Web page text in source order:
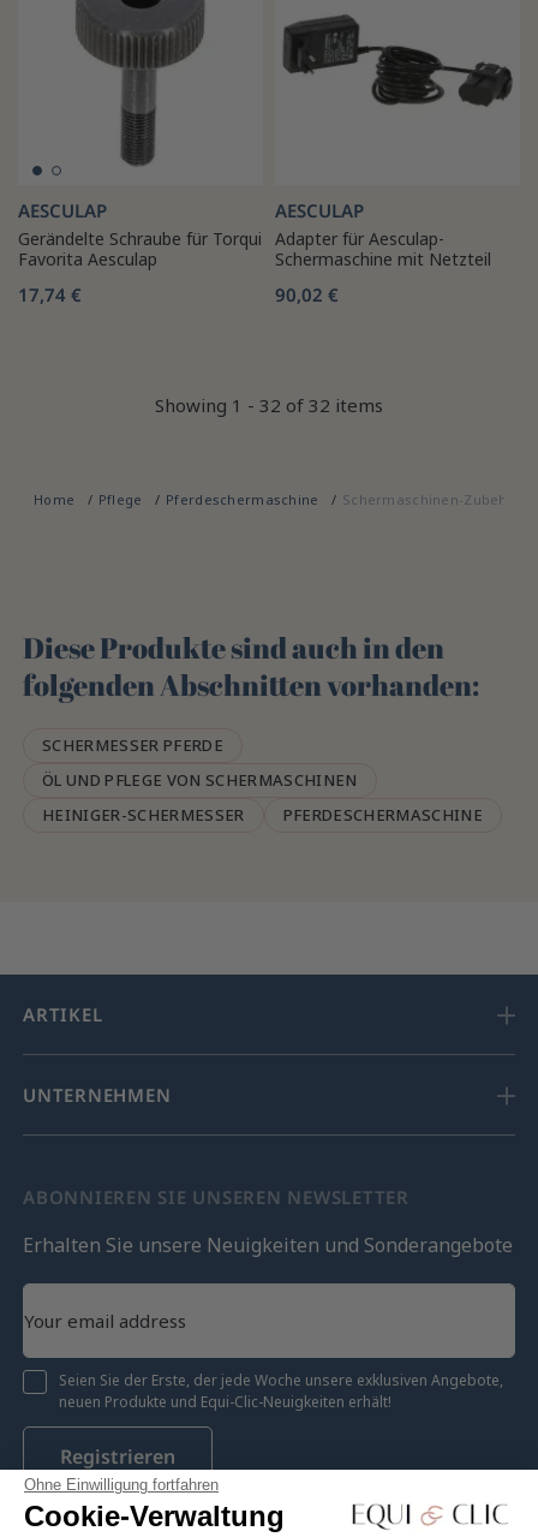
Ohne Einwilligung fortfahren
Cookie-Verwaltung
AESCULAP
Gerändelte Schraube für Torqui
Favorita Aesculap
17,74 €
AESCULAP
Adapter für Aesculap-
Schermaschine mit Netzteil
90,02 €
Showing 1 - 32 of 32 items
Home Pflege Pferdeschermaschine Schermaschinen-Zubehör
Diese Produkte sind auch in den
folgenden Abschnitten vorhanden:
SCHERMESSER PFERDE
ÖL UND PFLEGE VON SCHERMASCHINEN
HEINIGER-SCHERMESSER
PFERDESCHERMASCHINE
ARTIKEL
UNTERNEHMEN
ABONNIEREN SIE UNSEREN NEWSLETTER
Erhalten Sie unsere Neuigkeiten und Sonderangebote
Seien Sie der Erste, der jede Woche unsere exklusiven Angebote,
neuen Produkte und Equi-Clic-Neuigkeiten erhält!
Registrieren